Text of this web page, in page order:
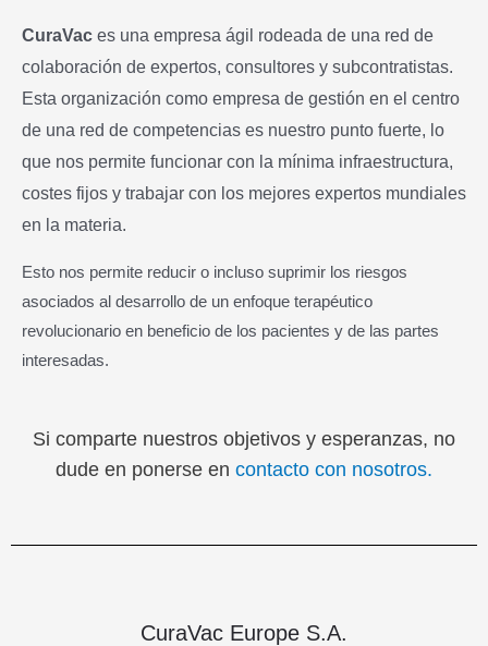
CuraVac es una empresa ágil rodeada de una red de
colaboración de expertos, consultores y subcontratistas.
Esta organización como empresa de gestión en el centro
de una red de competencias es nuestro punto fuerte, lo
que nos permite funcionar con la mínima infraestructura,
costes fijos y trabajar con los mejores expertos mundiales
en la materia.
Esto nos permite reducir o incluso suprimir los riesgos
asociados al desarrollo de un enfoque terapéutico
revolucionario en beneficio de los pacientes y de las partes
interesadas.
Si comparte nuestros objetivos y esperanzas, no
dude en ponerse en contacto con nosotros.
CuraVac Europe S.A.